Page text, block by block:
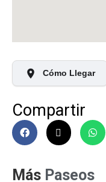
Cómo Llegar
Compartir
Más Paseos